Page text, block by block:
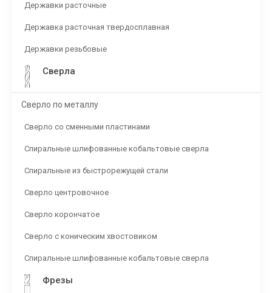
Державки расточные
Державка расточная твердосплавная
Державки резьбовые
Сверла
Сверло по металлу
Сверло со сменными пластинами
Спиральные шлифованные кобальтовые сверла
Спиральные из быстрорежущей стали
Сверло центровочное
Сверло корончатое
Сверло с коническим хвостовиком
Спиральные шлифованные кобальтовые сверла
Фрезы